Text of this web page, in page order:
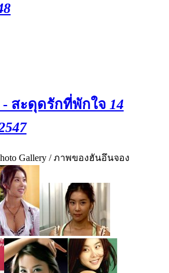
- สะดุดรักที่พักใจ 14
Gallery / ภาพของฮันอึนจอง